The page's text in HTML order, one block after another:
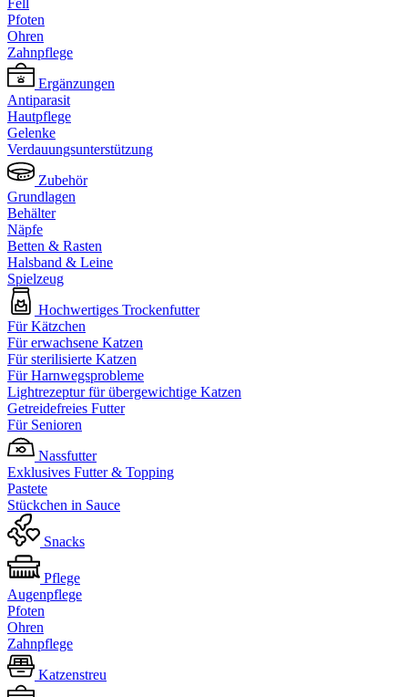
Fell
Pfoten
Ohren
Zahnpflege
Ergänzungen
Antiparasit
Hautpflege
Gelenke
Verdauungsunterstützung
Zubehör
Grundlagen
Behälter
Näpfe
Betten & Rasten
Halsband & Leine
Spielzeug
Hochwertiges Trockenfutter
Für Kätzchen
Für erwachsene Katzen
Für sterilisierte Katzen
Für Harnwegsprobleme
Lightrezeptur für übergewichtige Katzen
Getreidefreies Futter
Für Senioren
Nassfutter
Exklusives Futter & Topping
Pastete
Stückchen in Sauce
Snacks
Pflege
Augenpflege
Pfoten
Ohren
Zahnpflege
Katzenstreu